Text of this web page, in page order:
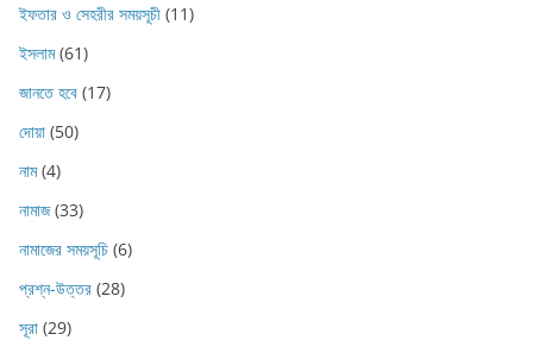
ইফতার ও সেহরীর সময়সূচী (11)
ইসলাম(61)
জানতে হবে (17)
দোয়া (50)
নাম(4)
নামাজ(33)
নামাজের সময়সূচি (6)
প্রশ্ন-উত্তর (28)
সূরা (29)